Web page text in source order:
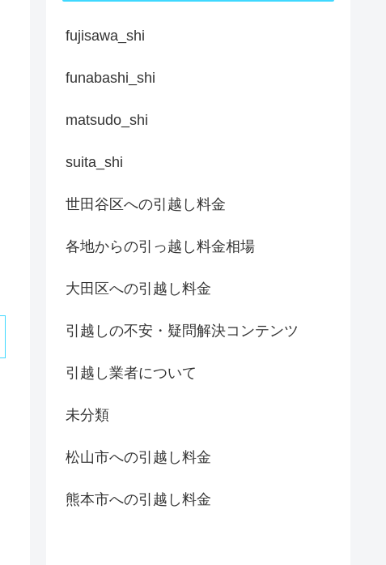
fujisawa_shi
funabashi_shi
matsudo_shi
suita_shi
世田谷区への引越し料金
各地からの引っ越し料金相場
大田区への引越し料金
引越しの不安・疑問解決コンテンツ
引越し業者について
未分類
松山市への引越し料金
熊本市への引越し料金